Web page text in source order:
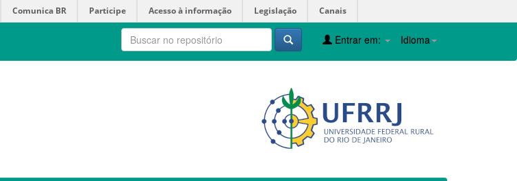
Comunica BR Participe Acesso à informação Legislação Canais
Idioma
Entrar em: